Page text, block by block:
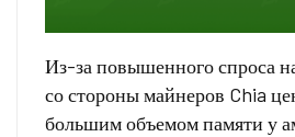
Из-за повышенного спроса
со стороны майнеров Chia
большим объемом памяти у